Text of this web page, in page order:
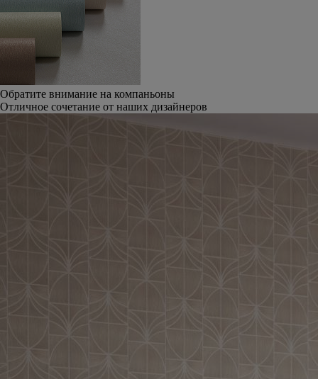
Обратите внимание на компаньоны
Отличное сочетание от наших дизайнеров